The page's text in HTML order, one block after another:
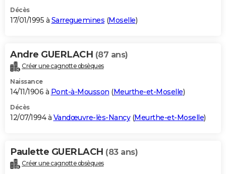
Décès
17/01/1995 à Sarreguemines (Moselle)
Andre GUERLACH (87 ans)
Créer une cagnotte obsèques
Naissance
14/11/1906 à Pont-à-Mousson (Meurthe-et-Moselle)
Décès
12/07/1994 à Vandœuvre-lès-Nancy(Meurthe-et-Moselle)
Paulette GUERLACH (83 ans)
Créer une cagnotte obsèques